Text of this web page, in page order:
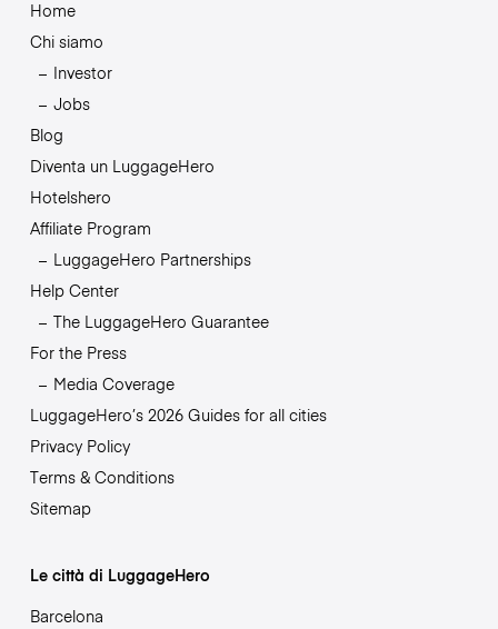
Home
Chi siamo
Investor
Jobs
Blog
Diventa un LuggageHero
Hotelshero
Affiliate Program
LuggageHero Partnerships
Help Center
The LuggageHero Guarantee
For the Press
Media Coverage
LuggageHero’s 2026 Guides for all cities
Privacy Policy
Terms & Conditions
Sitemap
Le città di LuggageHero
Barcelona